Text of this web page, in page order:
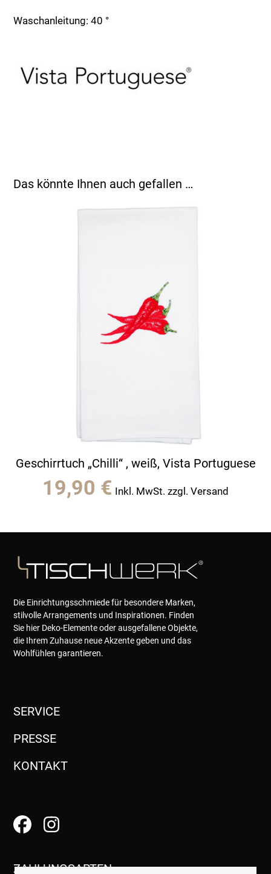
Waschanleitung: 40 °
Das könnte Ihnen auch gefallen …
Geschirrtuch „Chilli“ , weiß, Vista Portuguese
19,90 € Inkl. MwSt. zzgl. Versand
Die Einrichtungsschmiede für besondere Marken,
stilvolle Arrangements und Inspirationen. Finden
Sie hier Deko-Elemente oder ausgefallene Objekte,
die Ihrem Zuhause neue Akzente geben und das
Wohlfühlen garantieren.
SERVICE
PRESSE
KONTAKT
ZAHLUNGSARTEN